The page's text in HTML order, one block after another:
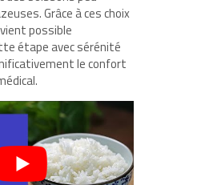
Grâce à ces choix
possible
étape avec sérénité
le confort